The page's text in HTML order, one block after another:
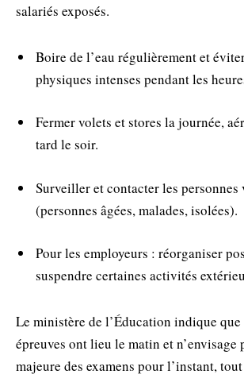
salariés exposés.
Boire de l’eau régulièrement et
physiques intenses pendant les
Fermer volets et stores la journée,
tard le soir.
Surveiller et contacter les personnes
(personnes âgées, malades, isolées).
Pour les employeurs : réorganiser
suspendre certaines activités
Le ministère de l’Éducation indique
épreuves ont lieu le matin et n’envisage
majeure des examens pour l’instant,